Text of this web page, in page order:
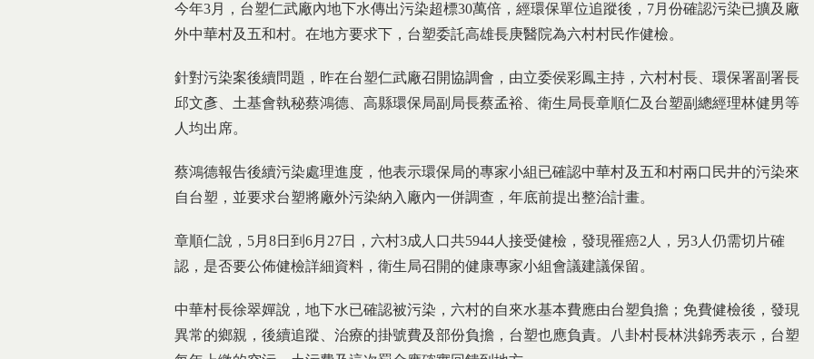
今年3月，台塑仁武廠內地下水傳出污染超標30萬倍，經環保單位追蹤後，7月份確認污染已擴及廠
外中華村及五和村。在地方要求下，台塑委託高雄長庚醫院為六村村民作健檢。
針對污染案後續問題，昨在台塑仁武廠召開協調會，由立委侯彩鳳主持，六村村長、環保署副署長
邱文彥、土基會執秘蔡鴻德、高縣環保局副局長蔡孟裕、衛生局長章順仁及台塑副總經理林健男等
人均出席。
蔡鴻德報告後續污染處理進度，他表示環保局的專家小組已確認中華村及五和村兩口民井的污染來
自台塑，並要求台塑將廠外污染納入廠內一併調查，年底前提出整治計畫。
章順仁說，5月8日到6月27日，六村3成人口共5944人接受健檢，發現罹癌2人，另3人仍需切片確
認，是否要公佈健檢詳細資料，衛生局召開的健康專家小組會議建議保留。
中華村長徐翠嬋說，地下水已確認被污染，六村的自來水基本費應由台塑負擔；免費健檢後，發現
異常的鄉親，後續追蹤、治療的掛號費及部份負擔，台塑也應負責。八卦村長林洪錦秀表示，台塑